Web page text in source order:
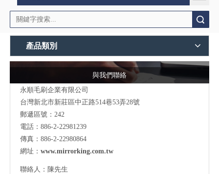
產品類別
與我們聯絡
永順毛刷企業有限公司
台灣新北市新莊區中正路514巷53弄28號
郵遞區號：242
電話：886-2-22981239
傳真：886-2-22980864
網址： www.mirrorking.com.tw
聯絡人：陳先生